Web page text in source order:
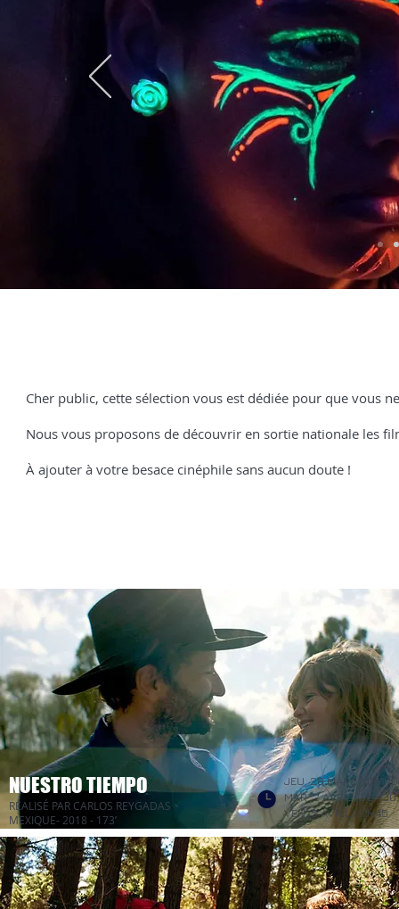
Cher public, cette sélection vous est dédiée pour que vous
Nous vous proposons de découvrir en sortie nationale les
À ajouter à votre besace cinéphile sans aucun doute !
NUESTRO TIEMPO
RÉALISÉ PAR CARLOS REYGADAS
MEXIQUE- 2018 - 173’
JEU. 28 MARS | 15H40
MAR. 2 AVRIL | 20H30
VEN. 5 AVRIL | 17H45